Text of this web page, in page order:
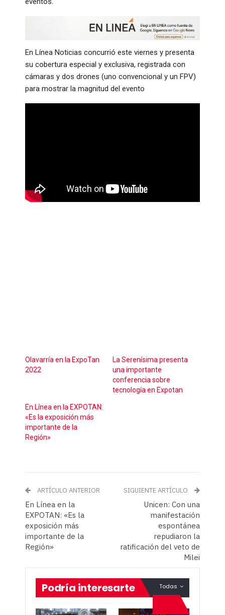
En Línea Noticias concurrió este viernes y presenta
su cobertura especial y exclusiva, registrada con
cámaras y dos drones (uno convencional y un FPV)
para mostrar la magnitud del evento
Olavarría en la ExpoTan
2022
La Serenísima presenta
una importante
conferencia sobre
tecnología en Expotan
En Línea en la EXPOTAN:
«Es la exposición más
importante de la
Región»
ARTÍCULO ANTERIOR
En Línea en la
EXPOTAN: «Es la
exposición más
importante de la
Región»
SIGUIENTE ARTÍCULO
Unicen: Con una
manifestación
espontánea
repudiaron la
ratificación del veto de
Milei
Todas
Podría interesarte